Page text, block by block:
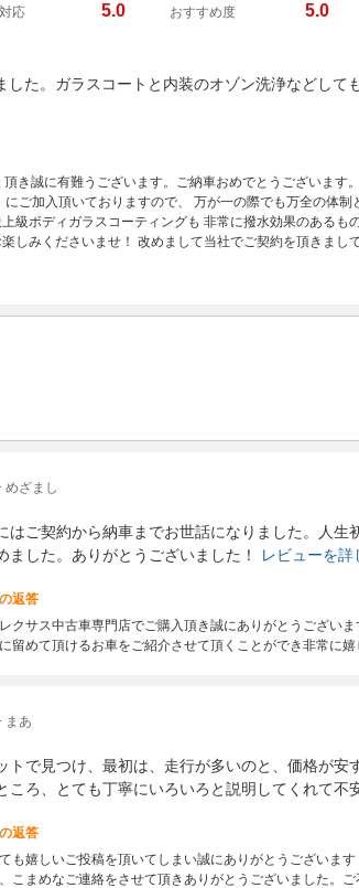
応 5.0 おすすめ度 5.0
した。ガラスコートと内装のオゾン洗浄などし
き誠に有難うございます。ご納車おめでとうございます
ご加入頂いておりますので、 万が一の際でも万全の体
級ボディガラスコーティングも 非常に撥水効果のある
しみくださいませ！ 改めまして当社でご契約を頂きま
めざまし
はご契約から納車までお世話になりました。人
ました。ありがとうございました！
レビューを詳
返答
クサス中古車専門店でご購入頂き誠にありがとうござい
留めて頂けるお車をご紹介させて頂くことができ非常に
まあ
トで見つけ、最初は、走行が多いのと、価格が
ころ、とても丁寧にいろいろと説明してくれて不
返答
も嬉しいご投稿を頂いてしまい誠にありがとうございま
こまめなご連絡をさせて頂きありがとうございました。